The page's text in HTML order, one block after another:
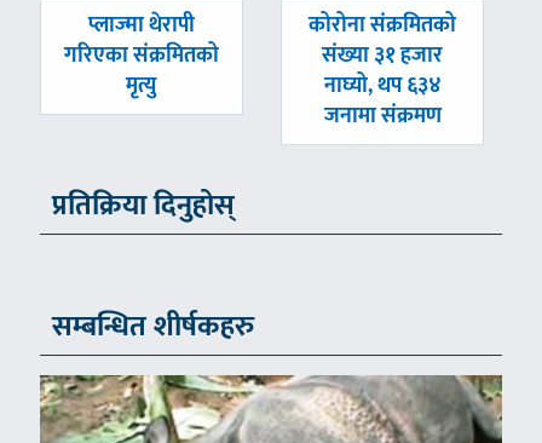
पछिल्लाे
-
प्लाज्मा थेरापी
गरिएका संक्रमितको
मृत्यु
अघिल्लाे
कोरोना संक्रमितको
संख्या ३१ हजार
नाघ्यो, थप ६३४
जनामा संक्रमण
प्रतिक्रिया दिनुहोस्
सम्बन्धित शीर्षकहरु